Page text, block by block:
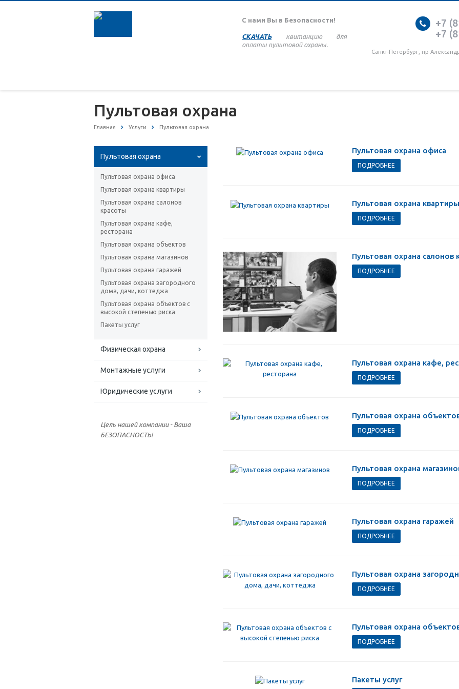
С нами Вы в Безопасности!
СКАЧАТЬквитанцию для
оплаты пультовой охраны.
+7
+7
Санкт-Петербург, пр
Пультовая охрана
Главная Услуги Пультовая охрана
Пультовая охрана
Пультовая охрана офиса
Пультовая охрана квартиры
Пультовая охрана салонов
красоты
Пультовая охрана кафе,
ресторана
Пультовая охрана объектов
Пультовая охрана магазинов
Пультовая охрана гаражей
Пультовая охрана загородного
дома, дачи, коттеджа
Пультовая охрана объектов с
высокой степенью риска
Пакеты услуг
Физическая охрана
Монтажные услуги
Юридические услуги
Цель нашей компании - Ваша
БЕЗОПАСНОСТЬ!
Пультовая охрана офиса
ПОДРОБНЕЕ
Пультовая охрана квартиры
ПОДРОБНЕЕ
Пультовая охрана салонов
ПОДРОБНЕЕ
Пультовая охрана кафе,
ПОДРОБНЕЕ
Пультовая охрана
ПОДРОБНЕЕ
Пультовая охрана
ПОДРОБНЕЕ
Пультовая охрана гаражей
ПОДРОБНЕЕ
Пультовая охрана
ПОДРОБНЕЕ
Пультовая охрана
ПОДРОБНЕЕ
Пакеты услуг